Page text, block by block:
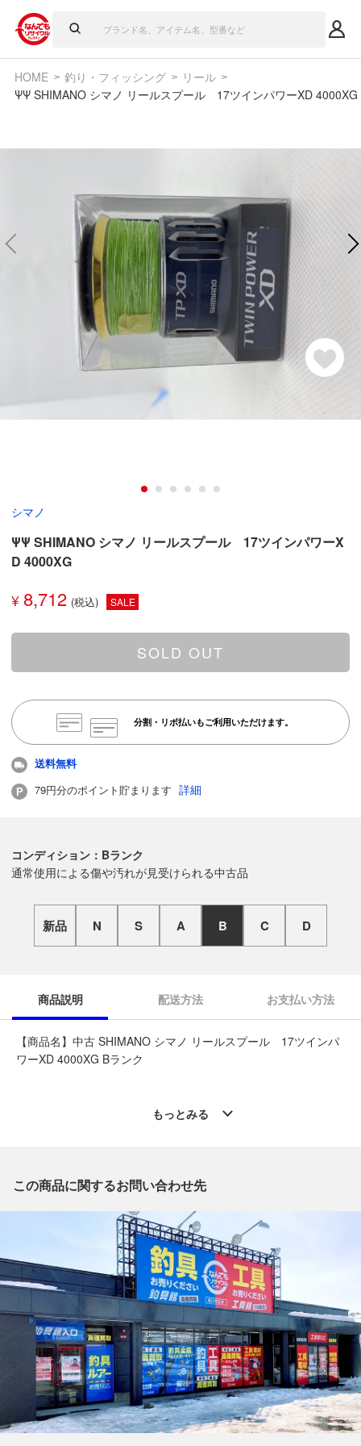
HOME 釣り・フィッシング
リール
ΨΨ SHIMANO シマノ リールスプール 17ツインパワーXD 4000XG
シマノ
ΨΨ SHIMANO シマノ リールスプール 17ツインパワーX
D 4000XG
¥ 8,712 SALE
SOLD OUT
分割・リボ払いもご利用いただけます。
送料無料
79円分のポイント貯まります 詳細
コンディション：Bランク
通常使用による傷や汚れが見受けられる中古品
新品 N S A B C D
商品説明 配送方法 お支払い方法
【商品名】中古 SHIMANO シマノ リールスプール 17ツインパ
ワーXD 4000XG Bランク
※「なんでもリサイクルビッグバン 公式オンラインストアの出
電話番号：0166-74-8250
【店舗内商品コード】1027000057642
【メーカー】SHIMANO/シマノ
【付属品】ケース
【ランク】Bランク
通常使用による傷や汚れが見受けられる中古品
【詳細備考】
本体にスレ傷、少々のヨゴレ等、外箱にスレ傷、ヨゴレ等、多少
の使用感が見られます。
画面に写らない細かい傷がございます。
もっとみる
この商品に関するお問い合わせ先